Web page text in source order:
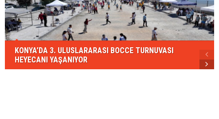
KONYA’DA 3. ULUSLARARASI BOCCE TURNUVASI
HEYECANI YAŞANIYOR